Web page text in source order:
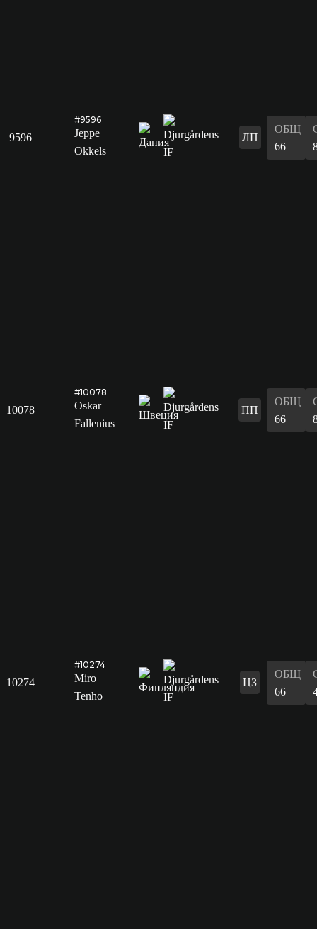
9596
#9596
Jeppe
Okkels
ЛП
ОБЩ
66
10078
#10078
Oskar
Fallenius
ПП
ОБЩ
66
10274
#10274
Miro
Tenho
ЦЗ
ОБЩ
66